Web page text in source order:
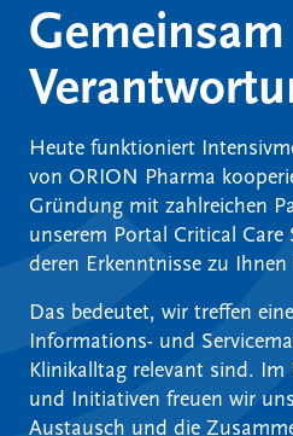
Gemeinsam
Heute funktioniert
von ORION Pharma
Gründung mit zahlreichen
unserem Portal Critical
deren Erkenntnisse zu
Das bedeutet, wir treffen
Informations- und
Klinikalltag relevant sind. Im
und Initiativen freuen wir
Austausch und die